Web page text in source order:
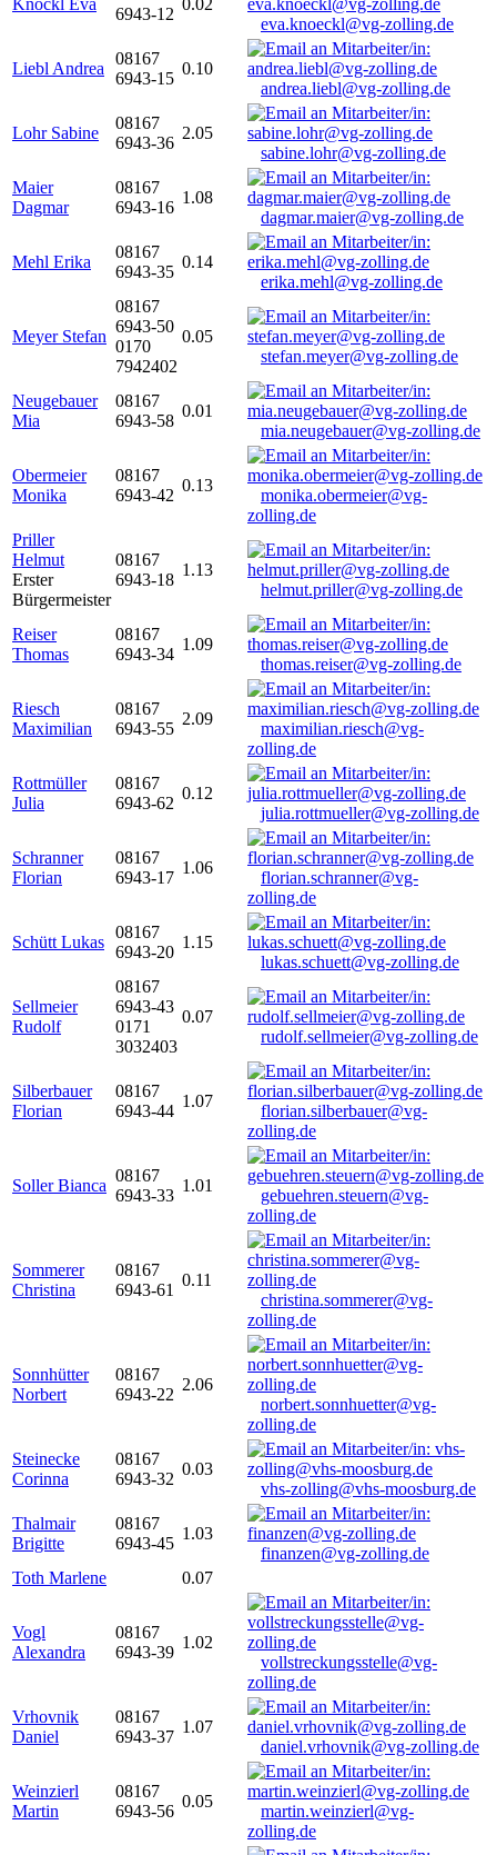
Knöckl Eva
6943-12
0.02
eva.knoeckl@vg-zolling.de
Liebl Andrea
08167
6943-15
0.10
andrea.liebl@vg-zolling.de
Lohr Sabine
08167
6943-36
2.05
sabine.lohr@vg-zolling.de
Maier
Dagmar
08167
6943-16
1.08
dagmar.maier@vg-zolling.de
Mehl Erika
08167
6943-35
0.14
erika.mehl@vg-zolling.de
Meyer Stefan
08167
6943-50
0170
7942402
0.05
stefan.meyer@vg-zolling.de
Neugebauer
Mia
08167
6943-58
0.01
mia.neugebauer@vg-zolling.de
Obermeier
Monika
08167
6943-42
0.13
monika.obermeier@vg-
zolling.de
Priller
Helmut
Erster
Bürgermeister
08167
6943-18
1.13
helmut.priller@vg-zolling.de
Reiser
Thomas
08167
6943-34
1.09
thomas.reiser@vg-zolling.de
Riesch
Maximilian
08167
6943-55
2.09
maximilian.riesch@vg-
zolling.de
Rottmüller
Julia
08167
6943-62
0.12
julia.rottmueller@vg-zolling.de
Schranner
Florian
08167
6943-17
1.06
florian.schranner@vg-
zolling.de
Schütt Lukas
08167
6943-20
1.15
lukas.schuett@vg-zolling.de
Sellmeier
Rudolf
08167
6943-43
0171
3032403
0.07
rudolf.sellmeier@vg-zolling.de
Silberbauer
Florian
08167
6943-44
1.07
florian.silberbauer@vg-
zolling.de
Soller Bianca
08167
6943-33
1.01
gebuehren.steuern@vg-
zolling.de
Sommerer
Christina
08167
6943-61
0.11
christina.sommerer@vg-
zolling.de
Sonnhütter
Norbert
08167
6943-22
2.06
norbert.sonnhuetter@vg-
zolling.de
Steinecke
Corinna
08167
6943-32
0.03
vhs-zolling@vhs-moosburg.de
Thalmair
Brigitte
08167
6943-45
1.03
finanzen@vg-zolling.de
Toth Marlene
0.07
Vogl
Alexandra
08167
6943-39
1.02
vollstreckungsstelle@vg-
zolling.de
Vrhovnik
Daniel
08167
6943-37
1.07
daniel.vrhovnik@vg-zolling.de
Weinzierl
Martin
08167
6943-56
0.05
martin.weinzierl@vg-
zolling.de